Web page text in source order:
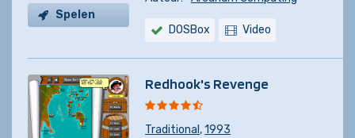
Spelen
DOSBox Video
Redhook's Revenge
Traditional ,1993